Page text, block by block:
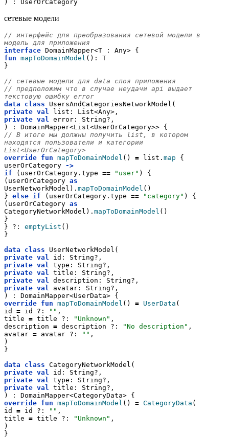
) : UserOrCategory
сетевые модели
// интерфейс для преобразования сетевой модели в
модель для приложения
interface DomainMapper<T : Any> {
fun mapToDomainModel (): T
}
// сетевые модели для data слоя приложения
// предположим что в случае неудачи api выдает
текстовую ошибку error
data
class UsersAndCategoriesNetworkModel(
private val
list: List<Any>,
private val
error: String?,
) : DomainMapper<List<UserOrCategory>> {
// В итоге мы должны получить list, в котором
находятся пользователи и категории
List<UserOrCategory>
override fun mapToDomainModel () = list. map {
userOrCategory ->
if (userOrCategory.type == "user" ) {
(userOrCategory as
UserNetworkModel). mapToDomainModel ()
} else if (userOrCategory.type == "category" ) {
(userOrCategory as
CategoryNetworkModel). mapToDomainModel ()
}
} ?: emptyList ()
}
data
class UserNetworkModel(
private val
id: String?,
private val
type: String?,
private val
title: String?,
private val
description: String?,
private val
avatar: String?,
) : DomainMapper<UserData> {
override fun mapToDomainModel () = UserData (
id = id ?: "" ,
title = title ?: "Unknown" ,
description = description ?: "No description" ,
avatar = avatar ?: "" ,
)
}
data
class CategoryNetworkModel(
private val
id: String?,
private val
type: String?,
private val
title: String?,
) : DomainMapper<CategoryData> {
override fun mapToDomainModel () = CategoryData (
id = id ?: "" ,
title = title ?: "Unknown" ,
)
}